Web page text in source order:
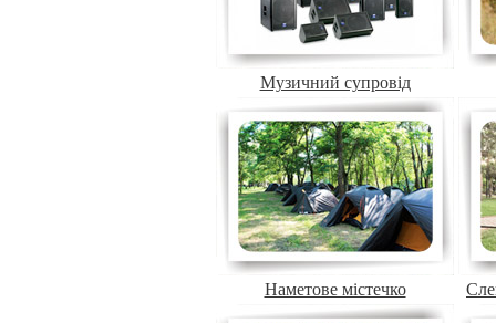
Музичний супровід
Наметове містечко